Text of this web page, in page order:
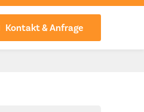
Kontakt & Anfrage